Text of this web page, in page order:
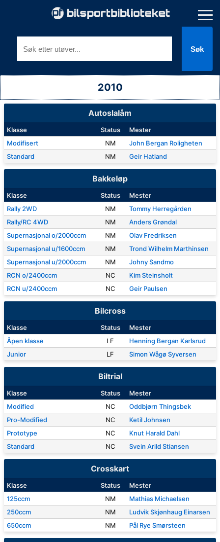
Søk
2010
Autoslalåm
Klasse Status
Mester
Modifisert
NM
John Bergan Roligheten
Standard
NM Geir Hatland
Bakkeløp
Klasse Status
Mester
Rally 2WD
NM
Tommy Herregården
Rally/RC 4WD
NM
Anders Grøndal
Supernasjonal o/2000ccm
NM
Olav Fredriksen
Supernasjonal u/1600ccm
NM
Trond Wilhelm Marthinsen
Supernasjonal u/2000ccm
NM
Johny Sandmo
RCN o/2400ccm
NC
Kim Steinsholt
RCN u/2400ccm
NC Geir Paulsen
Bilcross
Klasse Status
Mester
Åpen klasse
LF
Henning Bergan Karlsrud
Junior
LF Simon Wågø Syversen
Biltrial
Klasse Status
Mester
Modified
NC
Oddbjørn Thingsbek
Pro-Modified
NC
Ketil Johnsen
Prototype
NC
Knut Harald Dahl
Standard
NC Svein Arild Stiansen
Crosskart
Klasse Status
Mester
125ccm
NM
Mathias Michaelsen
250ccm
NM
Ludvik Skjønhaug Einarsen
650ccm
NM Pål Rye Smørsteen